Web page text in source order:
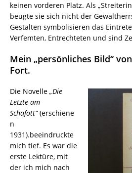
keinen vorderen Platz. Als
beugte sie sich nicht der
Gestalten symbolisieren das
Verfemten, Entrechteten und sind
Mein „persönliches Bild“
Fort.
Die Novelle „Die
Letzte am
Schafott“(erschiene
n
1931).beeindruckte
mich tief. Es war die
erste Lektüre, mit
der ich mich nach